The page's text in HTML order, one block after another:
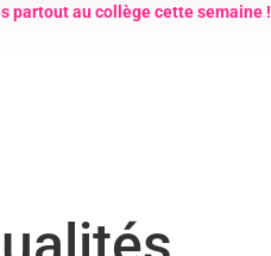
partout au collège cette semaine !